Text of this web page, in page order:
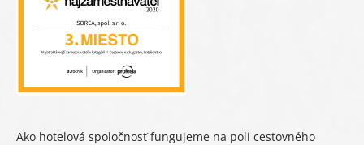
Ako hotelová spoločnosť fungujeme na poli cestovného